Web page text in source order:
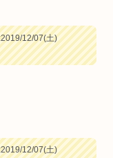
12/07(土)
12/07(土)